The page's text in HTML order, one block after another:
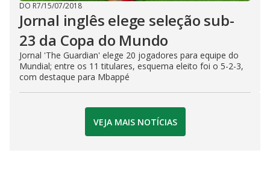
DO R7/15/07/2018
Jornal inglês elege seleção sub-
23 da Copa do Mundo
Jornal 'The Guardian' elege 20 jogadores para equipe do
Mundial; entre os 11 titulares, esquema eleito foi o 5-2-3,
com destaque para Mbappé
VEJA MAIS NOTÍCIAS